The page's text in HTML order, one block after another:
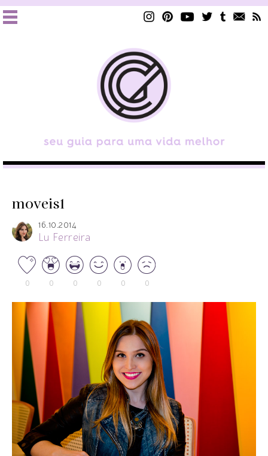
moveis1
16.10.2014
Lu Ferreira
0 0 0 0 0 0